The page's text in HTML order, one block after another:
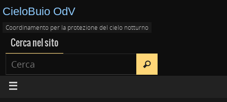
CieloBuio OdV
Coordinamento per la protezione del cielo notturno
Cerca nel sito